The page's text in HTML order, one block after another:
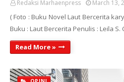
Redaksi Marhaenpress March 13,
( Foto : Buku Novel Laut Bercerita
Buku : Laut Bercerita Penulis : Leila
Read More »